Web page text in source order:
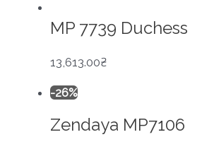
MP 7739 Duchess
13,613.00₴
-26%
Zendaya MP7106